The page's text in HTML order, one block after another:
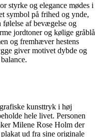
styrke og elegance mødes i
symbol på frihed og ynde,
følelse af bevægelse og
jordtoner og kølige gråblå
og fremhæver hestens
giver motivet dybde og
kunsttryk i høj
hele livet. Personen
Milene Rose Holm der
ud fra sine originale